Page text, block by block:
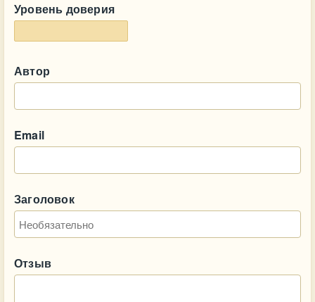
Уровень доверия
Автор
Email
Заголовок
Отзыв